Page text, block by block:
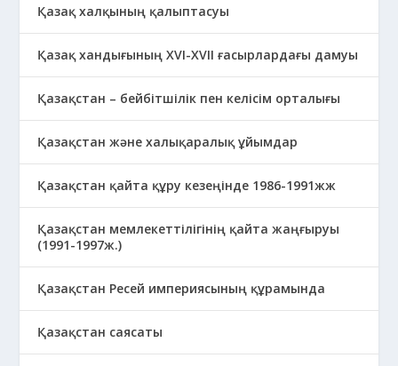
Қазақ халқының қалыптасуы
Қазақ хандығының XVI-XVII ғасырлардағы дамуы
Қазақстан – бейбітшілік пен келісім орталығы
Қазақстан және халықаралық ұйымдар
Қазақстан қайта құру кезеңінде 1986-1991жж
Қазақстан мемлекеттілігінің қайта жаңғыруы
(1991-1997ж.)
Қазақстан Ресей империясының құрамында
Қазақстан саясаты